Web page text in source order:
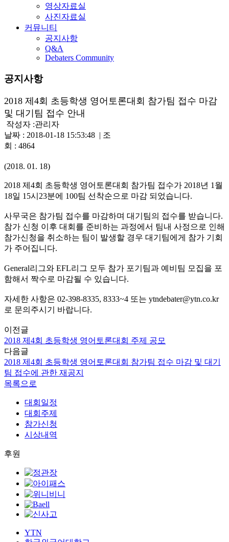
영상자료실
사진자료실
커뮤니티
공지사항
Q&A
Debaters Community
공지사항
2018 제4회 초등학생 영어토론대회 참가팀 접수 마감
및 대기팀 접수 안내
작성자 :관리자
날짜 : 2018-01-18 15:53:48 | 조
회 : 4864
(2018. 01. 18)
2018 제4회 초등학생 영어토론대회 참가팀 접수가 2018년 1월
18일 15시23분에 100팀 선착순으로 마감 되었습니다.
사무국은 참가팀 접수를 마감하며 대기팀의 접수를 받습니다.
참가 신청 이후 대회를 준비하는 과정에서 팀내 사정으로 인해
참가신청을 취소하는 팀이 발생할 경우 대기팀에게 참가 기회
가 주어집니다.
General리그와 EFL리그 모두 참가 포기팀과 예비팀 모집을 포
함해서 짝수로 마감될 수 있습니다.
자세한 사항은 02-398-8335, 8333~4 또는 ytndebater@ytn.co.kr
로 문의주시기 바랍니다.
이전글
2018 제4회 초등학생 영어토론대회 주제 공모
다음글
2018 제4회 초등학생 영어토론대회 참가팀 접수 마감 및 대기
팀 접수에 관한 재공지
목록으로
대회일정
대회주제
참가신청
시상내역
후원
YTN